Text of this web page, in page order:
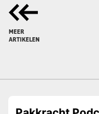
MEER
ARTIKELEN